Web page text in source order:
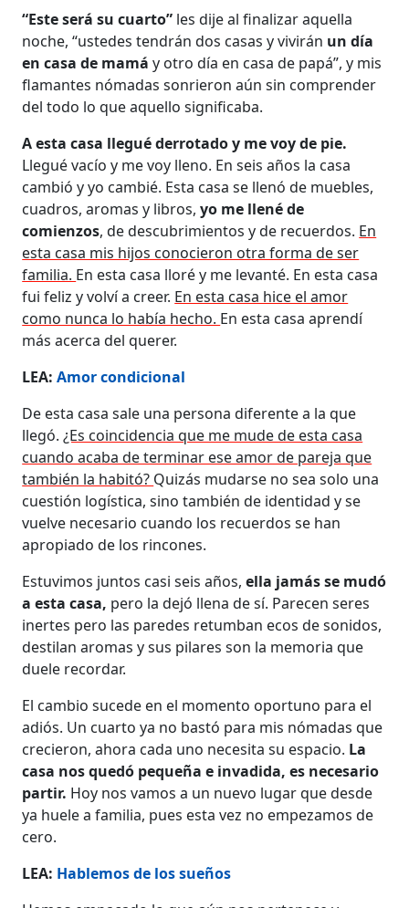
“Este será su cuarto” les dije al finalizar aquella
noche, “ustedes tendrán dos casas y vivirán un día
en casa de mamá y otro día en casa de papá”, y mis
flamantes nómadas sonrieron aún sin comprender
del todo lo que aquello significaba.
A esta casa llegué derrotado y me voy de pie.
Llegué vacío y me voy lleno. En seis años la casa
cambió y yo cambié. Esta casa se llenó de muebles,
cuadros, aromas y libros,yo me llené de
comienzos, de descubrimientos y de recuerdos. En
esta casa mis hijos conocieron otra forma de ser
familia. En esta casa lloré y me levanté. En esta casa
fui feliz y volví a creer. En esta casa hice el amor
como nunca lo había hecho. En esta casa aprendí
más acerca del querer.
LEA:Amor condicional
De esta casa sale una persona diferente a la que
llegó.¿Es coincidencia que me mude de esta casa
cuando acaba de terminar ese amor de pareja que
también la habitó? Quizás mudarse no sea solo una
cuestión logística, sino también de identidad y se
vuelve necesario cuando los recuerdos se han
apropiado de los rincones.
Estuvimos juntos casi seis años,ella jamás se mudó
a esta casa, pero la dejó llena de sí. Parecen seres
inertes pero las paredes retumban ecos de sonidos,
destilan aromas y sus pilares son la memoria que
duele recordar.
El cambio sucede en el momento oportuno para el
adiós. Un cuarto ya no bastó para mis nómadas que
crecieron, ahora cada uno necesita su espacio. La
casa nos quedó pequeña e invadida, es necesario
partir. Hoy nos vamos a un nuevo lugar que desde
ya huele a familia, pues esta vez no empezamos de
cero.
LEA: Hablemos de los sueños